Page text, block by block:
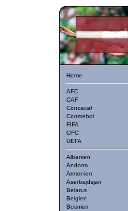
Home
AFC
CAF
Concacaf
Conmebol
FIFA
OFC
UEFA
Albanien
Andorra
Armenien
Aserbajdsjan
Belarus
Belgien
Bosnien